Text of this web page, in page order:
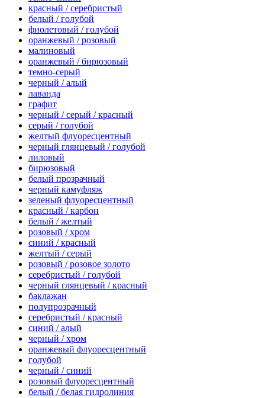
красный / серебристый
белый / голубой
фиолетовый / голубой
оранжевый / розовый
малиновый
оранжевый / бирюзовый
темно-серый
черный / алый
лаванда
графит
черный / серый / красный
серый / голубой
желтый флуоресцентный
черный глянцевый / голубой
лиловый
бирюзовый
белый прозрачный
черный камуфляж
зеленый флуоресцентный
красный / карбон
белый / желтый
розовый / хром
синий / красный
желтый / серый
розовый / розовое золото
серебристый / голубой
черный глянцевый / красный
баклажан
полупрозрачный
серебристый / красный
синий / алый
черный / хром
оранжевый флуоресцентный
голубой
черный / синий
розовый флуоресцентный
белый / белая гидролиния